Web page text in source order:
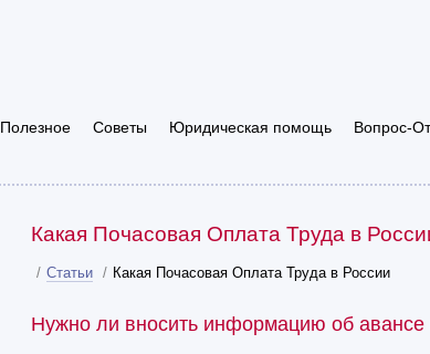
Полезное Советы Юридическая помощь Вопрос-
Какая Почасовая Оплата Труда в
/ Статьи / Какая Почасовая Оплата Труда в России
Нужно ли вносить информацию об авансе